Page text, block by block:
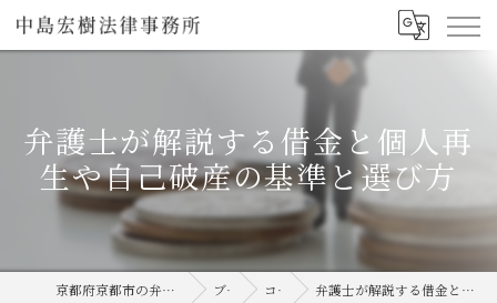
弁護士が解説する借金と個人再
生や自己破産の基準と選び方
京都府京都市の弁護士なら中島宏樹法律事務所 ブログ コラム 弁護士が解説する借金と個人再生や自己破産の基準と選び方